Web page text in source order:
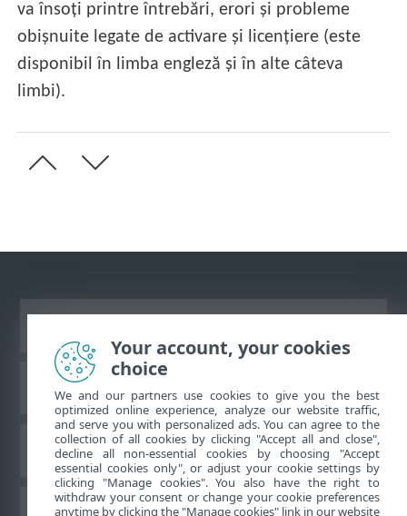
va însoți printre întrebări, erori și probleme
obișnuite legate de activare și licențiere (este
disponibil în limba engleză și în alte câteva
limbi).
Baza de cunoştinţe ESET
Forum ESET
Your account, your cookies
choice
We and our partners use cookies to give you the best
optimized online experience, analyze our website traffic,
and serve you with personalized ads. You can agree to the
collection of all cookies by clicking "Accept all and close",
decline all non-essential cookies by choosing "Accept
essential cookies only", or adjust your cookie settings by
clicking "Manage cookies". You also have the right to
withdraw your consent or change your cookie preferences
anytime by clicking the "Manage cookies" link in our website